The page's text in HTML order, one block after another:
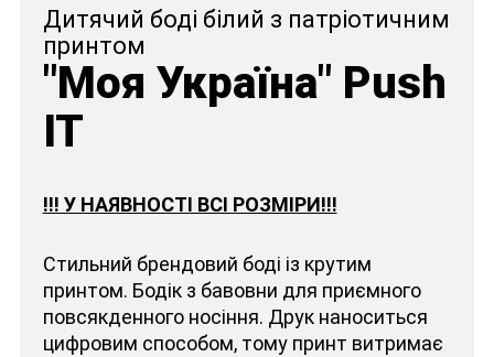
Дитячий боді білий з патріотичним
принтом
"Моя Україна" Push
IT
!!! У НАЯВНОСТІ ВСІ РОЗМІРИ!!!
Стильний брендовий боді із крутим
принтом. Бодік з бавовни для приємного
повсякденного носіння. Друк наноситься
цифровим способом, тому принт витримає